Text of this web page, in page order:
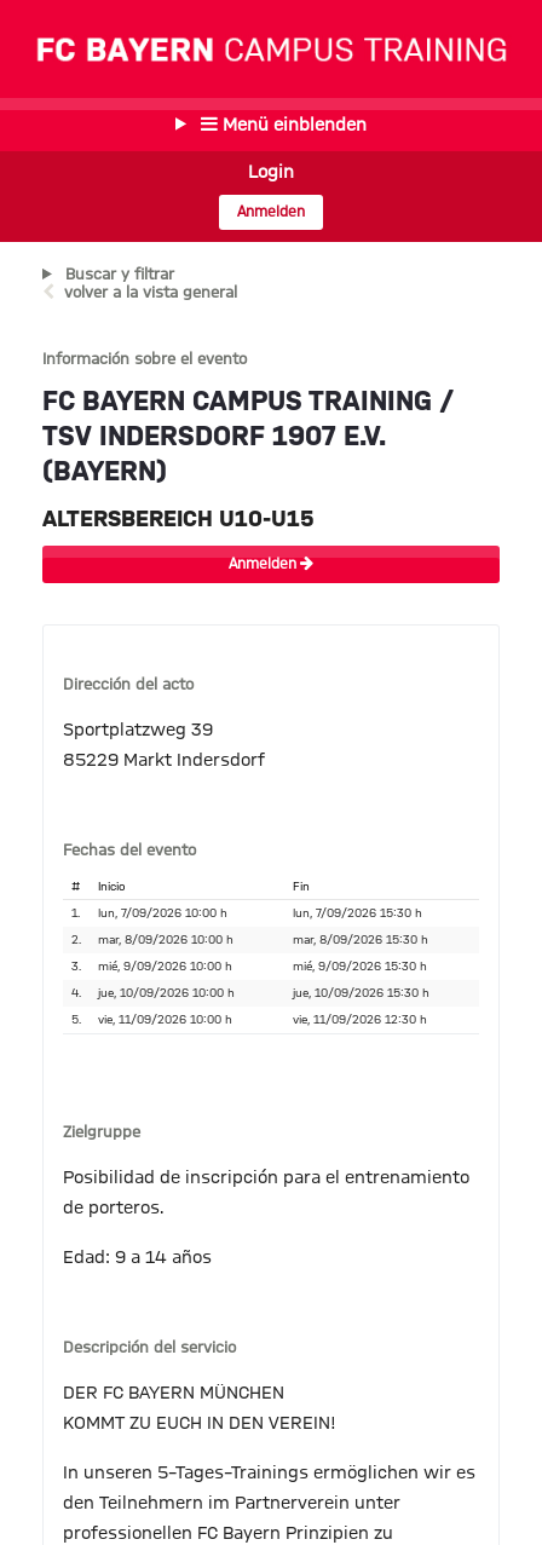
Menü einblenden
Login
Anmelden
Buscar y filtrar
volver a la vista general
Información sobre el evento
FC BAYERN CAMPUS TRAINING /
TSV INDERSDORF 1907 E.V.
(BAYERN)
ALTERSBEREICH U10-U15
Anmelden
Dirección del acto
Sportplatzweg 39
85229 Markt Indersdorf
Fechas del evento
# Inicio Fin
1. lun, 7/09/2026 10:00 h lun, 7/09/2026 15:30 h
2. mar, 8/09/2026 10:00 h mar, 8/09/2026 15:30 h
3. mié, 9/09/2026 10:00 h mié, 9/09/2026 15:30 h
4. jue, 10/09/2026 10:00 h jue, 10/09/2026 15:30 h
5. vie, 11/09/2026 10:00 h vie, 11/09/2026 12:30 h
Zielgruppe
Posibilidad de inscripción para el entrenamiento
de porteros.
Edad: 9 a 14 años
Descripción del servicio
DER FC BAYERN MÜNCHEN
KOMMT ZU EUCH IN DEN VEREIN!
In unseren 5–Tages–Trainings ermöglichen wir es
den Teilnehmern im Partnerverein unter
professionellen FC Bayern Prinzipien zu